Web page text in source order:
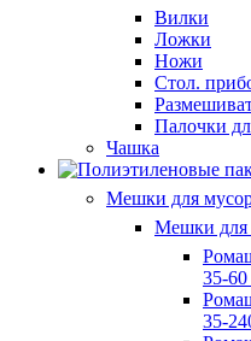
Вилки
Ложки
Ножи
Стол.
Палочки
Чашка
Мешки для
Мешки для
35-60
35-